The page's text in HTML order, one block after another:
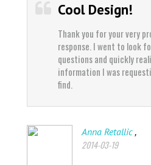
Cool Design!
Thank you for your very
response. I went to look
questions and quickly
information I was
find.
Anna Retallic ,
2014-03-19